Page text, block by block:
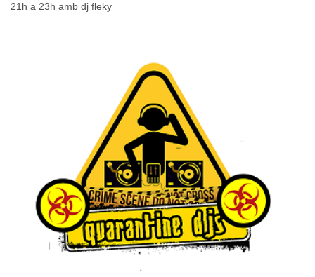
21h a 23h amb dj fleky